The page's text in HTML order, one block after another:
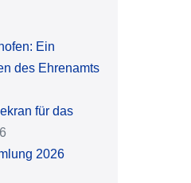
Ein
des Ehrenamts
für das
2026